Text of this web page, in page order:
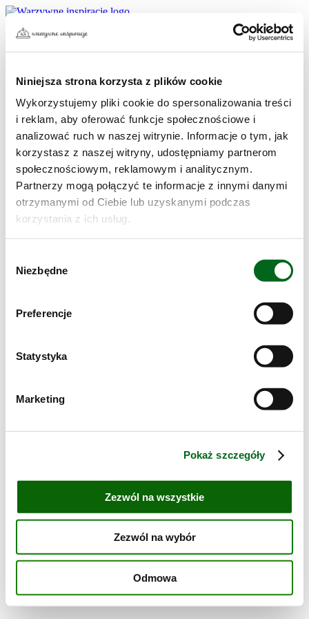
Niniejsza strona korzysta z plików cookie
Wykorzystujemy pliki cookie do spersonalizowania treści
i reklam, aby oferować funkcje społecznościowe i
analizować ruch w naszej witrynie. Informacje o tym, jak
korzystasz z naszej witryny, udostępniamy partnerom
społecznościowym, reklamowym i analitycznym.
Partnerzy mogą połączyć te informacje z innymi danymi
otrzymanymi od Ciebie lub uzyskanymi podczas
korzystania z ich usług.
zgody
Niezbędne
Preferencje
Statystyka
Marketing
Pokaż szczegóły
Zezwól na wszystkie
Zezwól na wybór
Odmowa
Strona główna
Przepisy
Przepisy po treningu
Przepisy na grilla
Proste przepisy na smaczne i szybkie obiady
Przepisy na Boże Narodzenie
Kuchnia roślinna – przepisy na dania wegetariańskie
Porady
Warzywny Know-How
Tak smakuje dobro
Zobowiązania Bonduelle
Tag: kuchnia domowa
Przepisy o średniej trudności w wykonaniu
Regulamin